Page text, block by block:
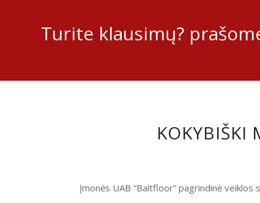
Turite klausimų?
KOKYBIŠKI
Įmonės UAB “Baltfloor” pagrindinė